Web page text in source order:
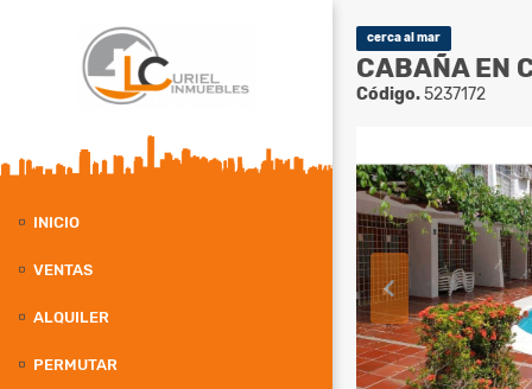
INICIO
VENTAS
ALQUILER
PERMUTAR
cerca al mar
CABAÑA EN
Código.5237172